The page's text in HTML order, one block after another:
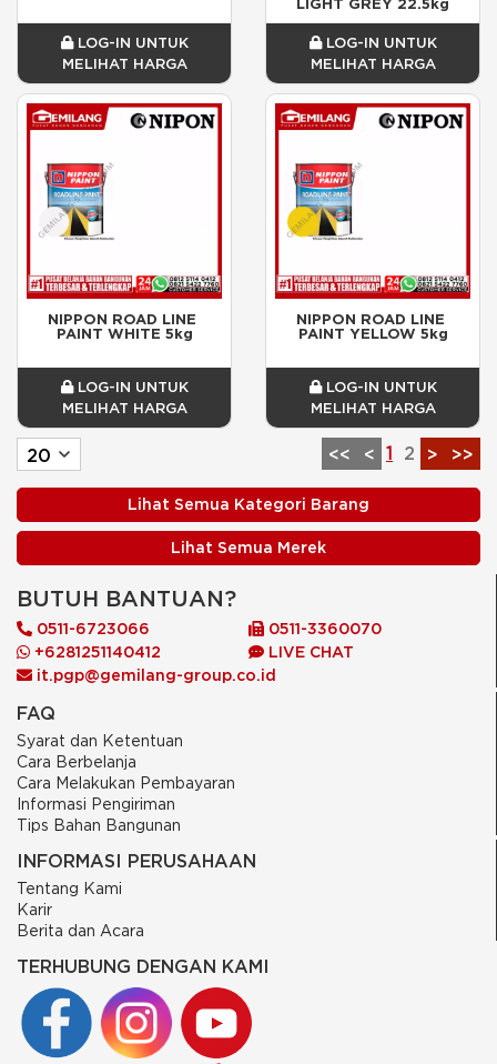
LOG-IN UNTUK
MELIHAT HARGA
LOG-IN UNTUK
MELIHAT HARGA
NIPPON ROAD LINE
PAINT WHITE 5kg
LOG-IN UNTUK
MELIHAT HARGA
NIPPON ROAD LINE
PAINT YELLOW 5kg
LOG-IN UNTUK
MELIHAT HARGA
<< < 1 2 > >>
Lihat Semua Kategori Barang
Lihat Semua Merek
BUTUH BANTUAN?
0511-6723066
0511-3360070
+6281251140412
LIVE CHAT
it.pgp@gemilang-group.co.id
FAQ
Syarat dan Ketentuan
Cara Berbelanja
Cara Melakukan Pembayaran
Informasi Pengiriman
Tips Bahan Bangunan
INFORMASI PERUSAHAAN
Tentang Kami
Karir
Berita dan Acara
TERHUBUNG DENGAN KAMI